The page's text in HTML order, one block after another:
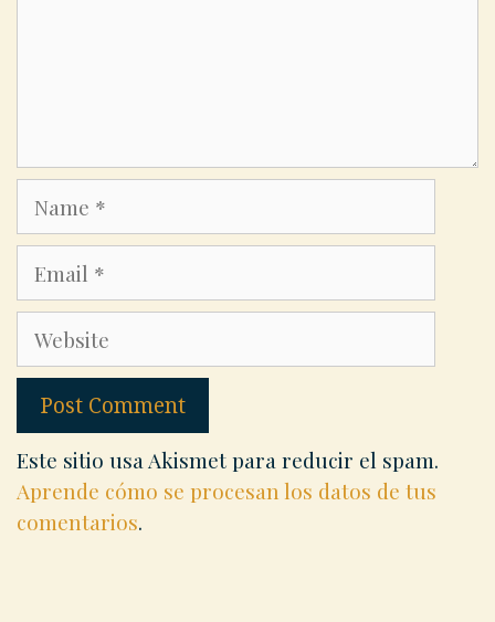
Website
Este sitio usa Akismet para reducir el spam.
Aprende cómo se procesan los datos de tus
comentarios.